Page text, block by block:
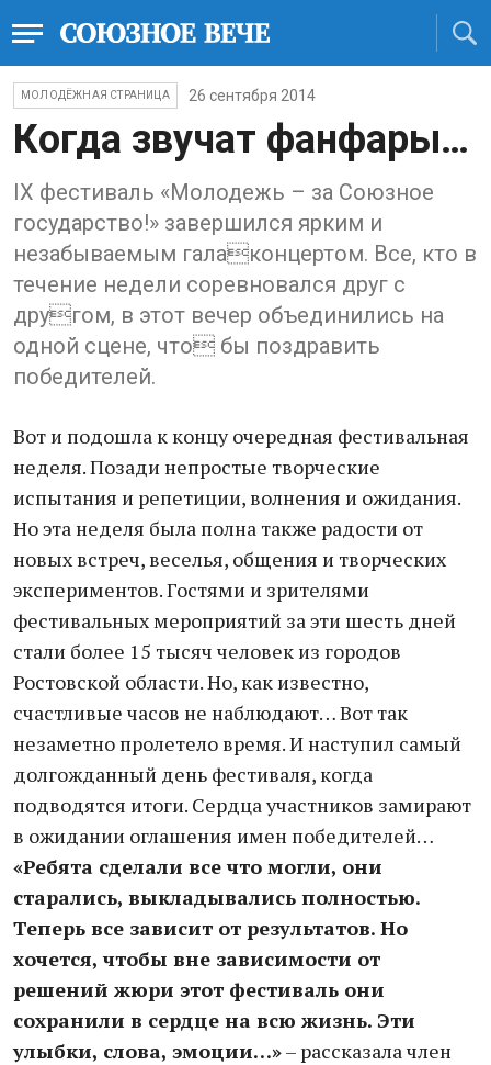
МОЛОДЁЖНАЯ СТРАНИЦА 26 сентября 2014
Когда звучат фанфары…
IX фестиваль «Молодежь – за Союзное
государство!» завершился ярким и
незабываемым галаконцертом. Все, кто в
течение недели соревновался друг с
другом, в этот вечер объединились на
одной сцене, что бы поздравить
победителей.
Вот и подошла к концу очередная фестивальная
неделя. Позади непростые творческие
испытания и репетиции, волнения и ожидания.
Но эта неделя была полна также радости от
новых встреч, веселья, общения и творческих
экспериментов. Гостями и зрителями
фестивальных мероприятий за эти шесть дней
стали более 15 тысяч человек из городов
Ростовской области. Но, как известно,
счастливые часов не наблюдают… Вот так
незаметно пролетело время. И наступил самый
долгожданный день фестиваля, когда
подводятся итоги. Сердца участников замирают
в ожидании оглашения имен победителей…
«Ребята сделали все что могли, они
старались, выкладывались полностью.
Теперь все зависит от результатов. Но
хочется, чтобы вне зависимости от
решений жюри этот фестиваль они
сохранили в сердце на всю жизнь. Эти
улыбки, слова, эмоции…»– рассказала член